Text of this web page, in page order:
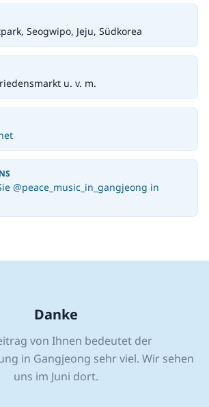
Seogwipo, Jeju, Südkorea
u. v. m.
@peace_music_in_gangjeong in
Danke
von Ihnen bedeutet der
in Gangjeong sehr viel. Wir sehen
uns im Juni dort.